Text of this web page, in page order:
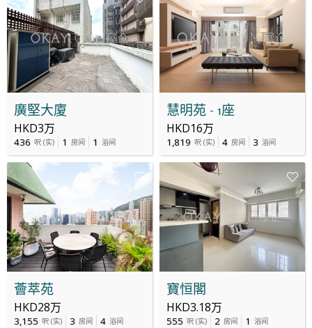
廣堅大廈
HKD3万
436 呎 (实) 1 房间 1 浴间
慧明苑 - 1座
HKD16万
1,819 呎 (实) 4 房间 3 浴间
薈萃苑
HKD28万
3,155 呎 (实) 3 房间 4 浴间
寶恒閣
HKD3.18万
555 呎 (实) 2 房间 1 浴间